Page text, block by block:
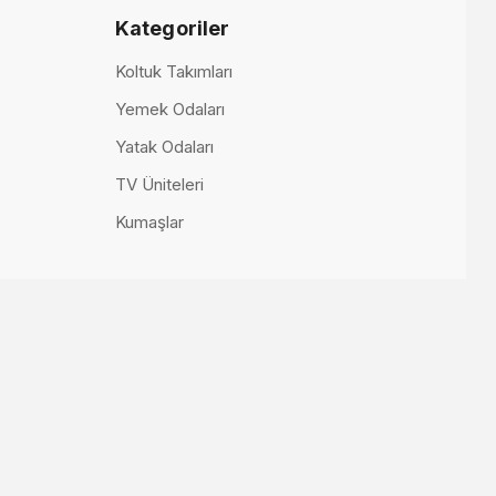
Jaguar Berjer
Kategoriler
Koltuk Takımları
Yemek Odaları
Yatak Odaları
TV Üniteleri
Kumaşlar